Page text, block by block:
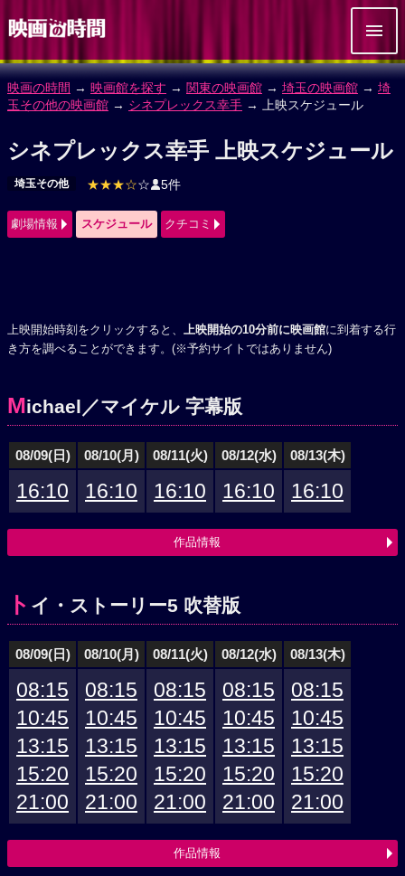
映画の時間 → 映画館を探す → 関東の映画館 → 埼玉の映画館 → 埼
玉その他の映画館 → シネプレックス幸手 → 上映スケジュール
シネプレックス幸手 上映スケジュール
埼玉その他 ★★★☆☆ 5件
劇場情報 スケジュール クチコミ
上映開始時刻をクリックすると、 上映開始の10分前に映画館に到着する行
き方を調べることができます。(※予約サイトではありません)
Michael／マイケル 字幕版
08/09(日) 08/10(月) 08/11(火) 08/12(水) 08/13(木)
16:10 16:10 16:10 16:10 16:10
作品情報
ト イ・ストーリー5 吹替版
08/09(日) 08/10(月) 08/11(火) 08/12(水) 08/13(木)
08:15
10:45
13:15
15:20
21:00
08:15
10:45
13:15
15:20
21:00
08:15
10:45
13:15
15:20
21:00
08:15
10:45
13:15
15:20
21:00
08:15
10:45
13:15
15:20
21:00
作品情報